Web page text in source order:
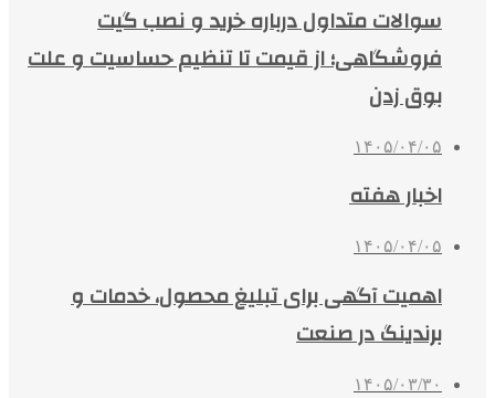
سوالات متداول درباره خرید و نصب گیت
فروشگاهی؛ از قیمت تا تنظیم حساسیت و علت
بوق زدن
۱۴۰۵/۰۴/۰۵
اخبار هفته
۱۴۰۵/۰۴/۰۵
اهمیت آگهی برای تبلیغ محصول، خدمات و
برندینگ در صنعت
۱۴۰۵/۰۳/۳۰